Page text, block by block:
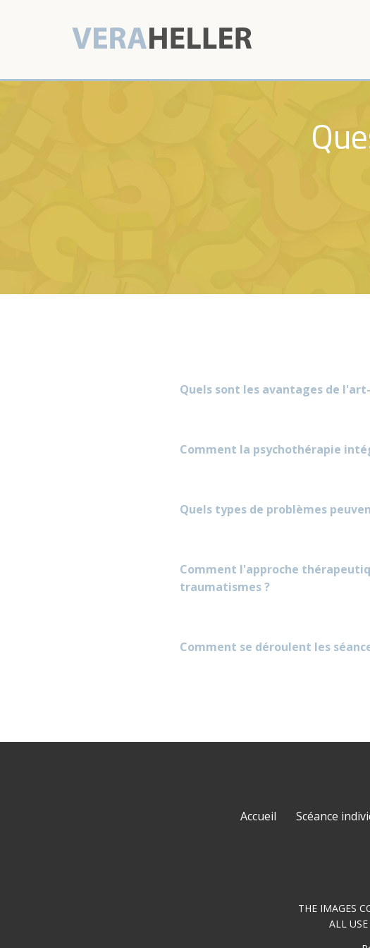
Quels sont les avantages de
C​omment la psychothérapie
Quels types de problèmes
Comment l'approche
traumatismes ?
Comment se déroulent les
Accueil Scéance
THE IMAGES
ALL